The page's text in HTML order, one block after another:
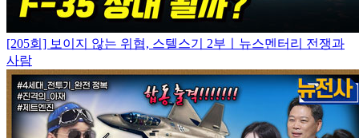
[205회] 보이지 않는 위협, 스텔스기 2부ㅣ뉴스멘터리 전쟁과
사람